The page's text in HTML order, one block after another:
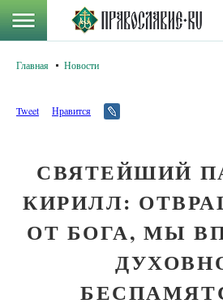
Главная Новости
Tweet Нравится
СВЯТЕЙШИЙ
КИРИЛЛ:
ОТ БОГА, МЫ